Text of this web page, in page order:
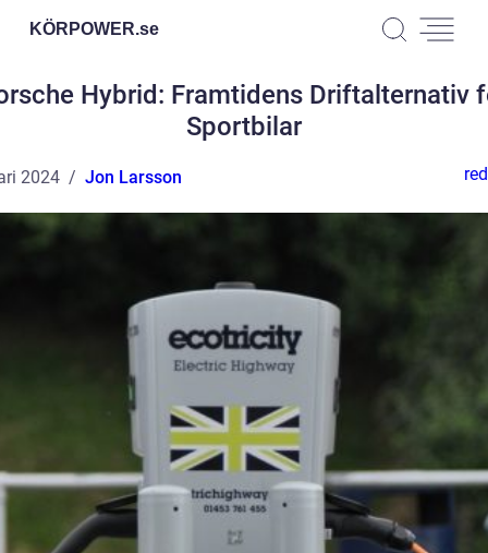
KÖRPOWER.se
Hybrid: Framtidens Driftalternativ
Sportbilar
2024 Jon Larsson